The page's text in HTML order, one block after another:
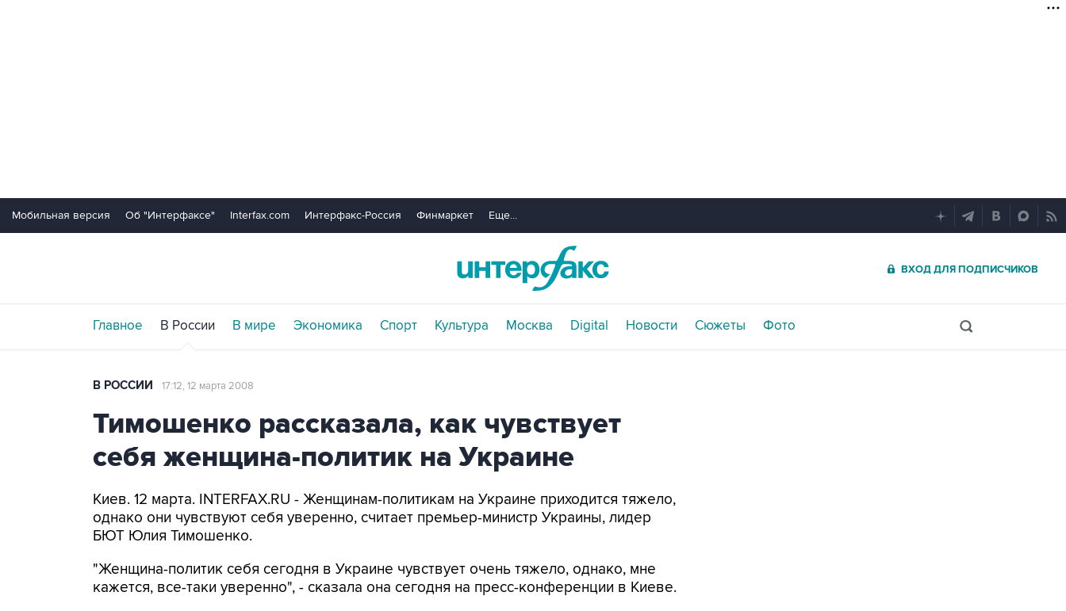
Мобильная версия Об "Интерфаксе" Interfax.com Интерфакс-Россия Финмаркет Еще...
ВХОД ДЛЯ ПОДПИСЧИКОВ
Главное В России В мире Экономика Спорт Культура Москва Digital Новости Сюжеты Фото
В РОССИИ 17:12, 12 марта 2008
Тимошенко рассказала, как чувствует
себя женщина-политик на Украине
Киев. 12 марта. INTERFAX.RU - Женщинам-политикам на Украине приходится тяжело,
однако они чувствуют себя уверенно, считает премьер-министр Украины, лидер
БЮТ Юлия Тимошенко.
"Женщина-политик себя сегодня в Украине чувствует очень тяжело, однако, мне
кажется, все-таки уверенно", - сказала она сегодня на пресс-конференции в Киеве.